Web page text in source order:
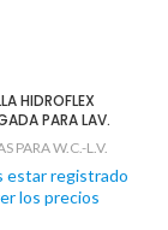
HIDROFLEX
PARA LAV.
PARA W.C.-L.V.
estar registrado
los precios